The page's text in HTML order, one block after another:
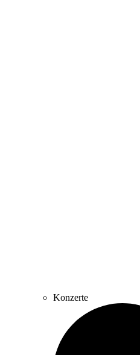
Konzerte